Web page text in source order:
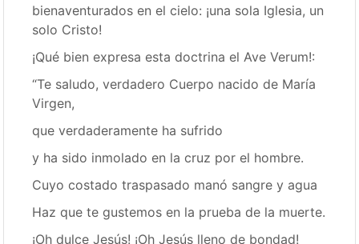
bienaventurados en el cielo: ¡una sola Iglesia, un
solo Cristo!
¡Qué bien expresa esta doctrina el Ave Verum!:
“Te saludo, verdadero Cuerpo nacido de María
Virgen,
que verdaderamente ha sufrido
y ha sido inmolado en la cruz por el hombre.
Cuyo costado traspasado manó sangre y agua
Haz que te gustemos en la prueba de la muerte.
¡Oh dulce Jesús! ¡Oh Jesús lleno de bondad!